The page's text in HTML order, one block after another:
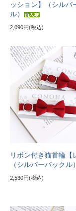
ッション】（シルバ
ル）
2,090円(税込)
リボン付き猫首輪【
（シルバーバックル）
2,530円(税込)